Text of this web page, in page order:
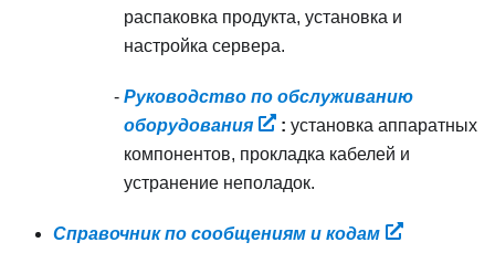
распаковка продукта, установка и
настройка сервера.
Руководство по обслуживанию
оборудования
: установка аппаратных
компонентов, прокладка кабелей и
устранение неполадок.
Справочник по сообщениям и кодам